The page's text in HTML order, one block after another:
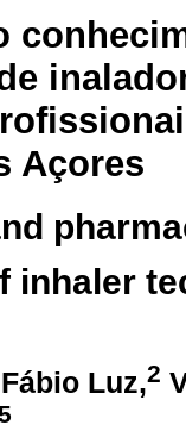
Açores
inhaler
Fábio Luz,2